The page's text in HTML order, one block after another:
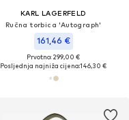
KARL LAGERFELD
Ručna torbica 'Autograph'
161,46 €
Prvotno: 299,00 €
Posljednja najniža cijena:146,30 €